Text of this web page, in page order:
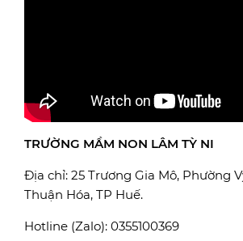
TRƯỜNG MẦM NON LÂM TỲ NI
Địa chỉ: 25 Trương Gia Mô, Phường
Thuận Hóa, TP Huế.
Hotline (Zalo): 0355100369